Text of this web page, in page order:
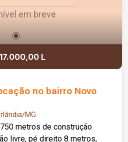
em breve
L
no bairro Novo
MG
metros de construção
livre, pé direito 8 metros,